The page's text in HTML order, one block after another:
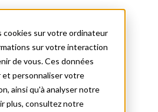
cookies sur votre ordinateur
sur votre interaction
de vous. Ces données
et personnaliser votre
ainsi qu'à analyser notre
plus, consultez notre